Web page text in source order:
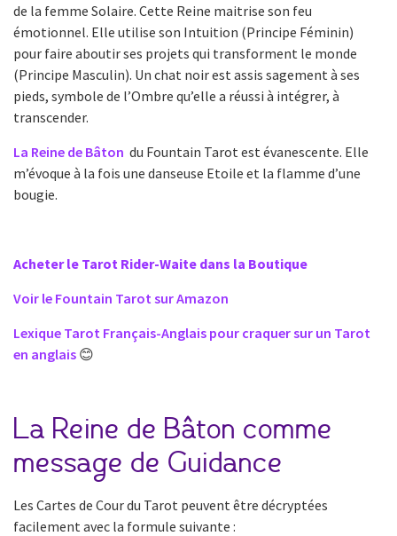
de la femme Solaire. Cette Reine maitrise son feu
émotionnel. Elle utilise son Intuition (Principe Féminin)
pour faire aboutir ses projets qui transforment le monde
(Principe Masculin). Un chat noir est assis sagement à ses
pieds, symbole de l’Ombre qu’elle a réussi à intégrer, à
transcender.
La Reine de Bâton du Fountain Tarot est évanescente. Elle
m’évoque à la fois une danseuse Etoile et la flamme d’une
bougie.
Acheter le Tarot Rider-Waite dans la Boutique
Voir le Fountain Tarot sur Amazon
Lexique Tarot Français-Anglais pour craquer sur un Tarot
en anglais 😊
La Reine de Bâton comme
message de Guidance
Les Cartes de Cour du Tarot peuvent être décryptées
facilement avec la formule suivante :